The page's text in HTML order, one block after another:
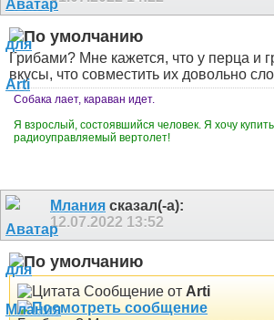
Грибами? Мне кажется, что у перца и
вкусы, что совместить их довольно
Собака лает, караван идет.
Я взрослый, состоявшийся человек. Я хочу
радиоуправляемый вертолет!
Млания сказал(-а):
12.07.2022 13:52
Сообщение от Arti